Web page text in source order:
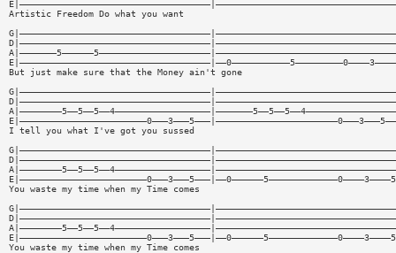
Artistic Freedom Do what you want
But just make sure that the Money ain't gone
I tell you what I've got you sussed
You waste my time when my Time comes
You waste my time when my Time comes